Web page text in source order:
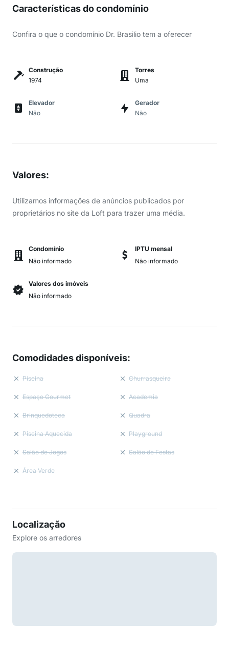
Características do condomínio
Confira o que o condomínio Dr. Brasilio tem a oferecer
Construção
1974
Torres
Uma
Elevador
Não
Gerador
Não
Valores:
Utilizamos informações de anúncios publicados por
proprietários no site da Loft para trazer uma média.
Condomínio
Não informado
IPTU mensal
Não informado
Valores dos imóveis
Não informado
Comodidades disponíveis:
Piscina Churrasqueira
Espaço Gourmet Academia
Brinquedoteca Quadra
Piscina Aquecida Playground
Salão de Jogos Salão de Festas
Área Verde
Localização
Explore os arredores